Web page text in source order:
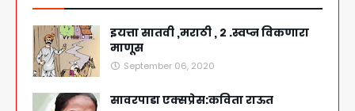
इयत्ता सातवी ,मराठी , २ .स्वप्न विकणारा
माणूस
September 06, 2020
सावरपाडा एक्सप्रेस:कविता राऊत